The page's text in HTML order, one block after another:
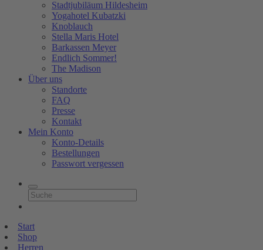
Stadtjubiläum Hildesheim
Yogahotel Kubatzki
Knoblauch
Stella Maris Hotel
Barkassen Meyer
Endlich Sommer!
The Madison
Über uns
Standorte
FAQ
Presse
Kontakt
Mein Konto
Konto-Details
Bestellungen
Passwort vergessen
Start
Shop
Herren